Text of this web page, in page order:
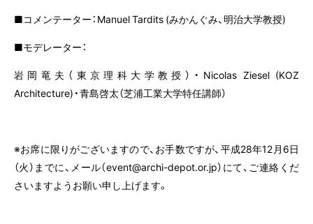
■コメンテーター：Manuel Tardits (みかんぐみ、明治大学教授)
■モデレーター：
岩岡竜夫（東京理科大学教授）・Nicolas Ziesel (KOZ
Architecture)・青島啓太（芝浦工業大学特任講師）
※お席に限りがございますので、お手数ですが、平成28年12月6日
（火）までに、メール（event@archi-depot.or.jp）にて、ご連絡くだ
さいますようお願い申し上げます。